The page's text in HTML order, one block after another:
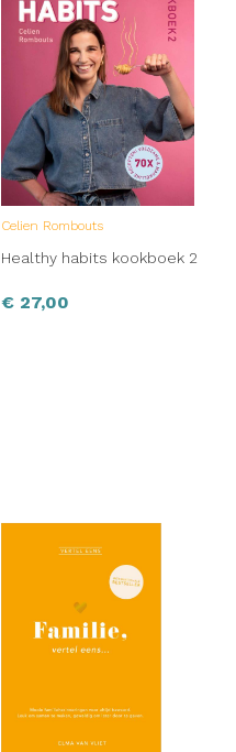
Celien Rombouts
Healthy habits kookboek 2
€ 27,00